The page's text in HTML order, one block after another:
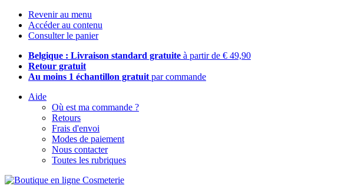
Revenir au menu
Accéder au contenu
Consulter le panier
Belgique : Livraison standard gratuite à partir de € 49,90
Retour gratuit
Au moins 1 échantillon gratuit par commande
Aide
Où est ma commande ?
Retours
Frais d'envoi
Modes de paiement
Nous contacter
Toutes les rubriques